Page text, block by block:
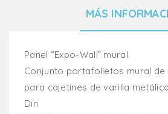
MÁS
Panel “Expo-Wall” mural.
Conjunto portafolletos mural
para cajetines de varilla
Din